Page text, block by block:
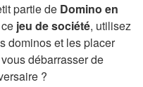
partie de Domino en
jeu de société, utilisez
dominos et les placer
débarrasser de
?